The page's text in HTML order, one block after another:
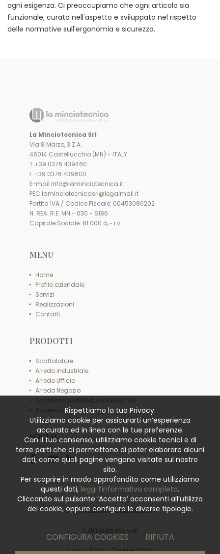
ogni esigenza. Ci preoccupiamo che ogni articolo sia
funzionale, curato nell'aspetto e sviluppato nel rispetto
delle normative sull'ergonomia e sicurezza.
La Minciotecnica Srl
Via 8 Marzo, 3 Z.A.
46014 Castellucchio (MN) - ITALY
T +39 0376 439460
F +39 0376 439600
E-mail info@laminciotecnica.it
PEC laminciotecnicasrl@legalmail.it
Partita IVA / Codice Fiscale: 00453080202
N. REA: R.E. MN - 030 - 6186
Capitale Sociale: 81.000 â‚¬ i.v.
MENU
Home
Profilo aziendale
Servizi
Realizzazioni
Contatti
PRODOTTI
Scaffalature
Arredo industriale
Arredo Ufficio
Arredo Negozio
Accessori scaffalature industriali
Accessori scaffali leggeri
SOCIAL
© 2026La Minciotecnica Srl
Tutti i diritti riservati
Privacy Policy|Cookies Policy
Rispettiamo la tua Privacy.
Utilizziamo cookie per assicurarti un’esperienza
accurata ed in linea con le tue preferenze.
Con il tuo consenso, utilizziamo cookie tecnici e di
terze parti che ci permettono di poter elaborare alcuni
dati, come quali pagine vengono visitate sul nostro
sito.
Per scoprire in modo approfondito come utilizziamo
questi dati, leggi l’informativa completa.
Cliccando sul pulsante ‘Accetta’ acconsenti all’utilizzo
dei cookie, oppure configura le diverse tipologie.
CONFIGURA COOKIES RIFIUTA